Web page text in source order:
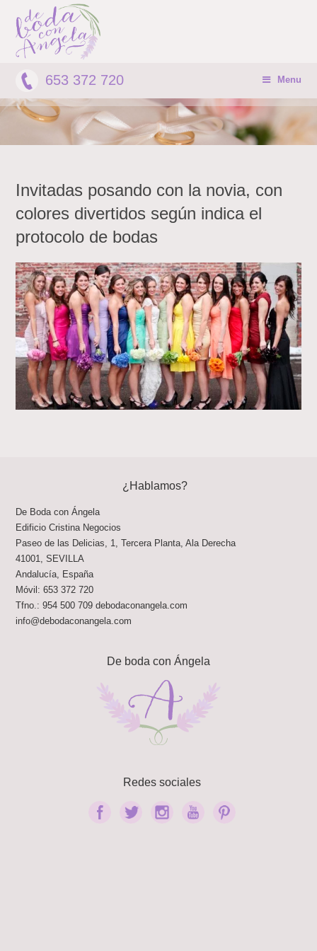
653 372 720 Menu
Invitadas posando con la novia, con
colores divertidos según indica el
protocolo de bodas
¿Hablamos?
De Boda con Ángela
Edificio Cristina Negocios
Paseo de las Delicias, 1, Tercera Planta, Ala Derecha
41001,SEVILLA
Andalucía, España
Móvil:653 372 720
Tfno.:954 500 709 debodaconangela.com
info@debodaconangela.com
De boda con Ángela
Redes sociales